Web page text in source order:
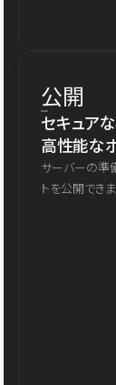
公開
セキュア
高性能な
サーバーの準
トを公開できま